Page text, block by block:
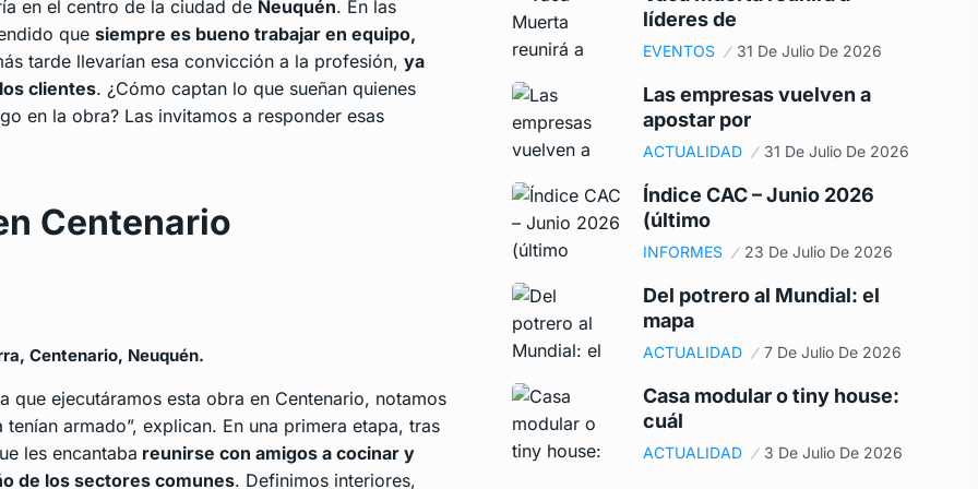
en el centro de la ciudad de Neuquén. En las
que siempre es bueno trabajar en equipo,
tarde llevarían esa convicción a la profesión, ya
clientes. ¿Cómo captan lo que sueñan quienes
en la obra? Las invitamos a responder esas
Centenario
Centenario, Neuquén.
que ejecutáramos esta obra en Centenario, notamos
armado”, explican. En una primera etapa, tras
les encantaba reunirse con amigos a cocinar y
de los sectores comunes. Definimos interiores,
líderes de
EVENTOS 31 De Julio De 2026
Las empresas vuelven a
apostar por
ACTUALIDAD 31 De Julio De 2026
Índice CAC – Junio 2026
(último
INFORMES 23 De Julio De 2026
Del potrero al Mundial: el
mapa
ACTUALIDAD 7 De Julio De 2026
Casa modular o tiny house:
cuál
ACTUALIDAD 3 De Julio De 2026